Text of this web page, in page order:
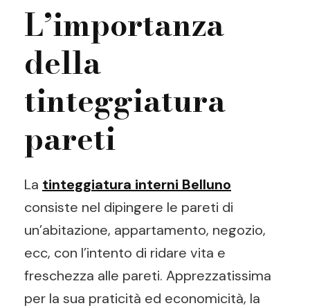
L’importanza
della
tinteggiatura
pareti
La tinteggiatura interni Belluno
consiste nel dipingere le pareti di
un’abitazione, appartamento, negozio,
ecc, con l’intento di ridare vita e
freschezza alle pareti. Apprezzatissima
per la sua praticità ed economicità, la